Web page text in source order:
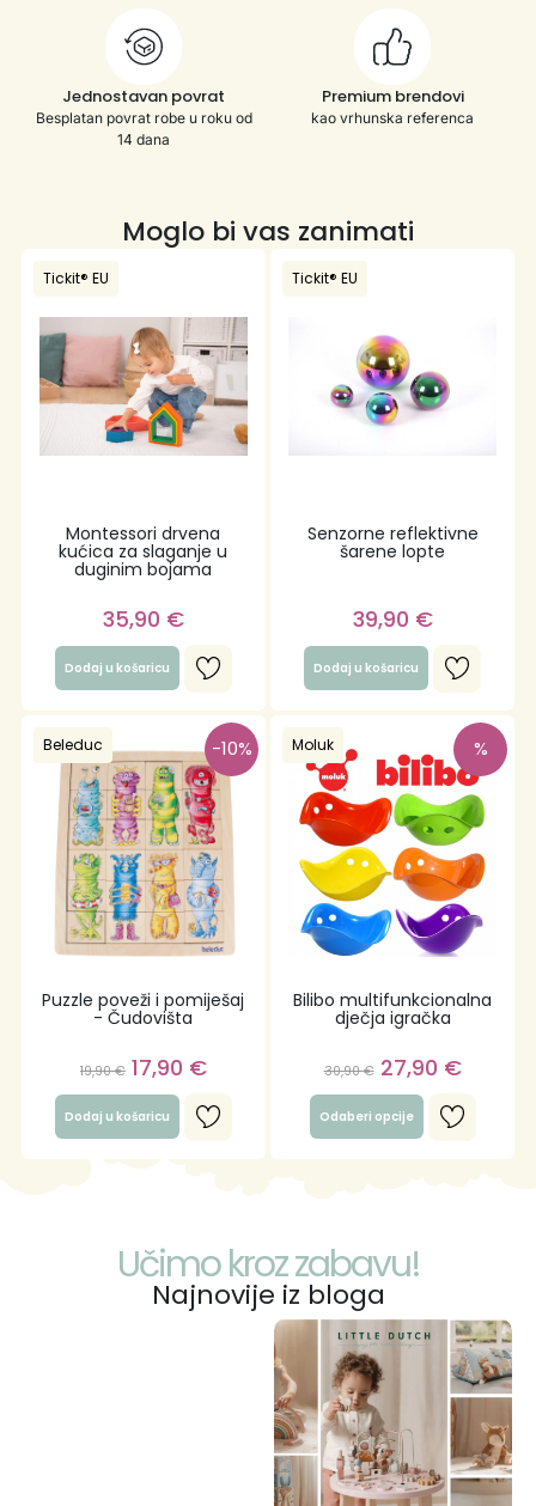
Jednostavan povrat
Besplatan povrat robe u roku od
14 dana
Premium brendovi
kao vrhunska referenca
Moglo bi vas zanimati
Montessori drvena
kućica za slaganje u
duginim bojama
Tickit® EU
35,90 €
Dodaj u košaricu
Senzorne reflektivne
šarene lopte
Tickit® EU
39,90 €
Dodaj u košaricu
Puzzle poveži i pomiješaj
- Čudovišta
Beleduc
19,90€ 17,90 €
Dodaj u košaricu
-10%
Bilibo multifunkcionalna
dječja igračka
Moluk
30,90€ 27,90 €
Odaberi opcije
%
Učimo kroz zabavu!
Najnovije iz bloga